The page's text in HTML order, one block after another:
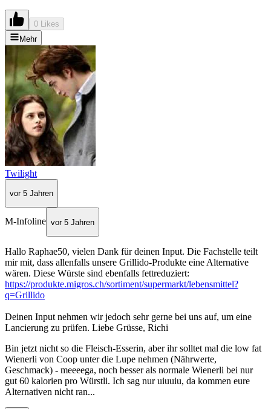
0 Likes
Mehr
Twilight
vor 5 Jahren
M-Infoline vor 5 Jahren
Hallo Raphae50, vielen Dank für deinen Input. Die Fachstelle teilt
mir mit, dass allenfalls unsere Grillido-Produkte eine Alternative
wären. Diese Würste sind ebenfalls fettreduziert:
https://produkte.migros.ch/sortiment/supermarkt/lebensmittel?
q=Grillido
Deinen Input nehmen wir jedoch sehr gerne bei uns auf, um eine
Lancierung zu prüfen. Liebe Grüsse, Richi
Bin jetzt nicht so die Fleisch-Esserin, aber ihr solltet mal die low fat
Wienerli von Coop unter die Lupe nehmen (Nährwerte,
Geschmack) - meeeega, noch besser als normale Wienerli bei nur
gut 60 kalorien pro Würstli. Ich sag nur uiuuiu, da kommen eure
Alternativen nicht ran...